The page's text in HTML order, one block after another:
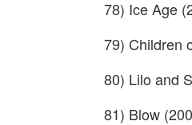
78) Ice Age
79) Children
80) Lilo and
81) Blow